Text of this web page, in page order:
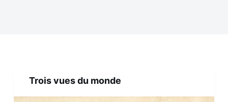
Trois vues du monde